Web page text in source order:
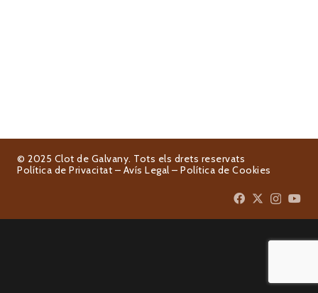
© 2025 Clot de Galvany. Tots els drets reservats
Política de Privacitat – Avís Legal – Política de Cookies